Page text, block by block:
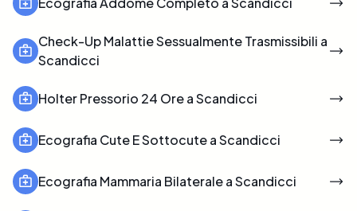
Check-Up Malattie Sessualmente Trasmissibili a
Scandicci
Holter Pressorio 24 Ore a Scandicci
Ecografia Cute E Sottocute a Scandicci
Ecografia Mammaria Bilaterale a Scandicci